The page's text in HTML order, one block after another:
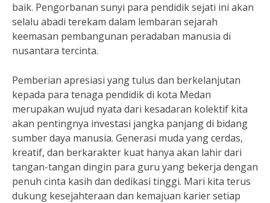
baik. Pengorbanan sunyi para pendidik sejati ini akan
selalu abadi terekam dalam lembaran sejarah
keemasan pembangunan peradaban manusia di
nusantara tercinta.
Pemberian apresiasi yang tulus dan berkelanjutan
kepada para tenaga pendidik di kota Medan
merupakan wujud nyata dari kesadaran kolektif kita
akan pentingnya investasi jangka panjang di bidang
sumber daya manusia. Generasi muda yang cerdas,
kreatif, dan berkarakter kuat hanya akan lahir dari
tangan-tangan dingin para guru yang bekerja dengan
penuh cinta kasih dan dedikasi tinggi. Mari kita terus
dukung kesejahteraan dan kemajuan karier setiap